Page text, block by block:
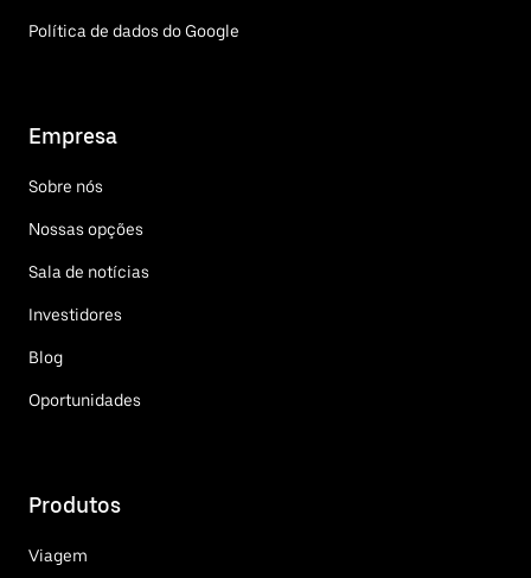
Política de dados do Google
Empresa
Sobre nós
Nossas opções
Sala de notícias
Investidores
Blog
Oportunidades
Produtos
Viagem